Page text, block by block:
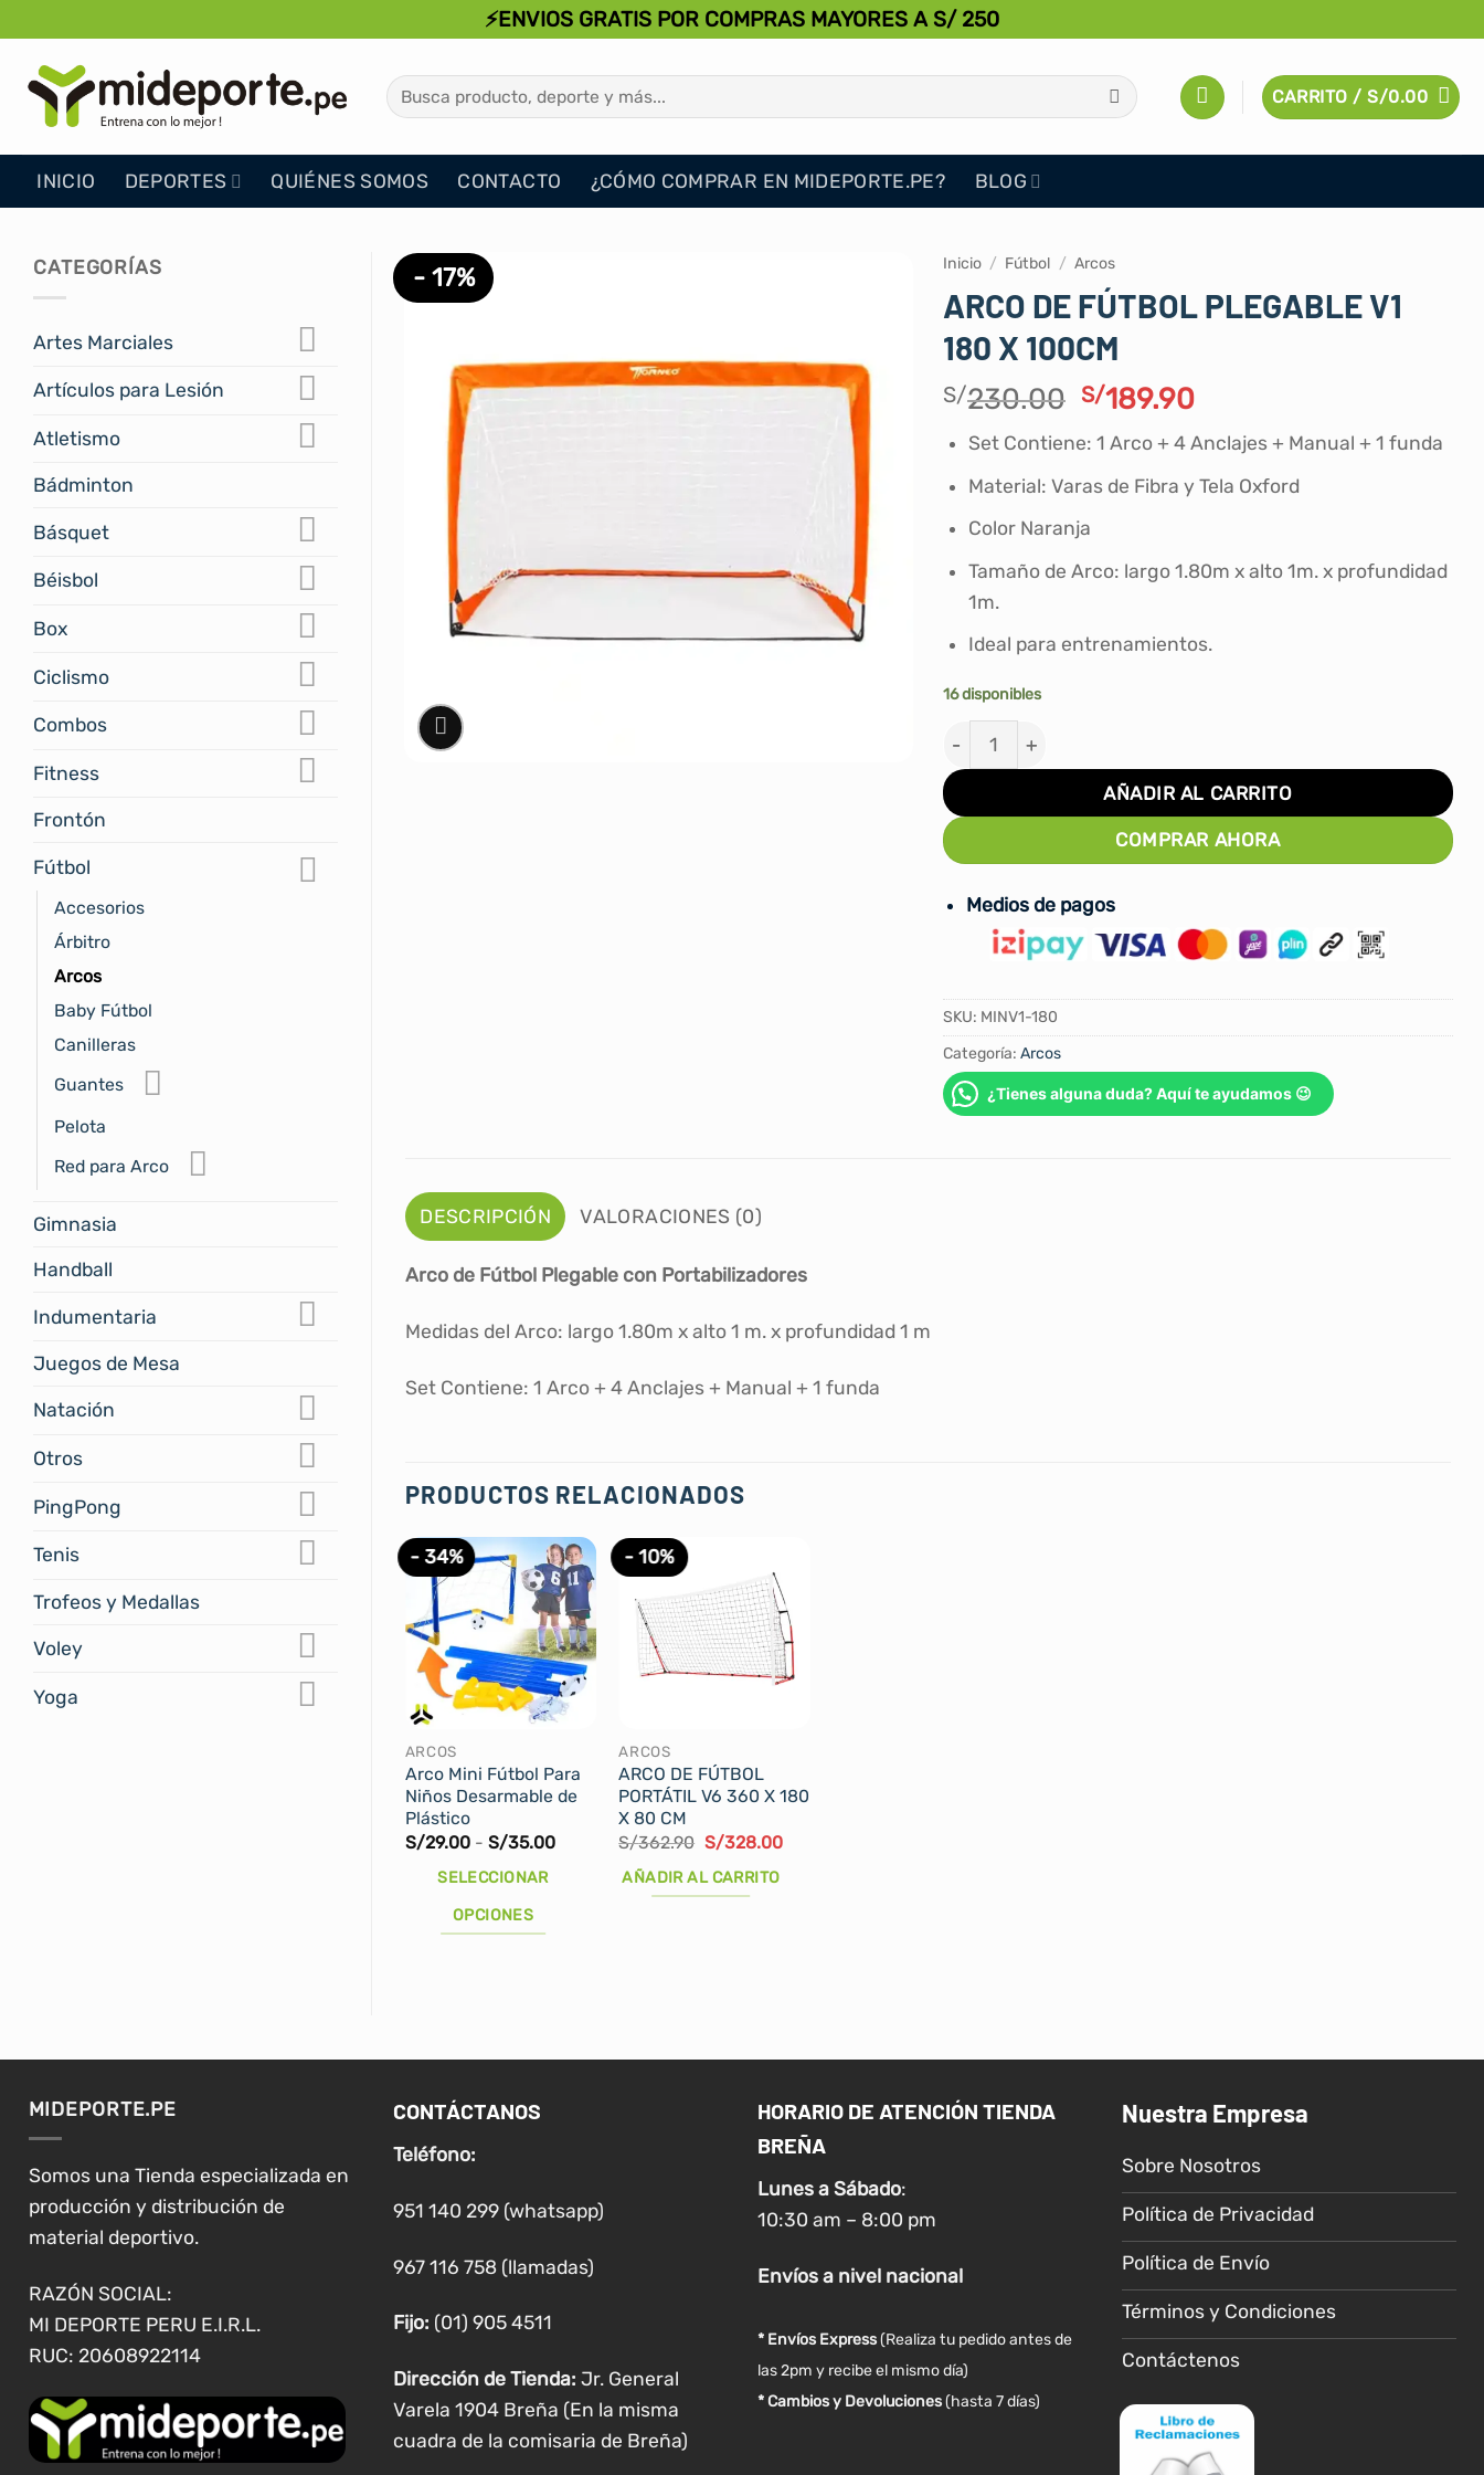
al
contenido
⚡ENVIOS GRATIS POR COMPRAS MAYORES A S/ 250
Buscar
por:
CARRITO /S/0.00
INICIO DEPORTES QUIÉNES SOMOS CONTACTO ¿CÓMO COMPRAR EN MIDEPORTE.PE? BLOG
CATEGORÍAS
Artes Marciales
Artículos para Lesión
Atletismo
Bádminton
Básquet
Béisbol
Box
Ciclismo
Combos
Fitness
Frontón
Fútbol
Accesorios
Árbitro
Arcos
Baby Fútbol
Canilleras
Guantes
Pelota
Red para Arco
Gimnasia
Handball
Indumentaria
Juegos de Mesa
Natación
Otros
PingPong
Tenis
Trofeos y Medallas
Voley
Yoga
- 17% Inicio / Fútbol / Arcos
ARCO DE FÚTBOL PLEGABLE V1
180 X 100CM
S/230.00 El
precio
original
era:
S/230.00.
S/189.90El
precio
actual
es:
Set Contiene: 1 Arco + 4 Anclajes + Manual + 1 funda
Material: Varas de Fibra y Tela Oxford
Color Naranja
Tamaño de Arco: largo 1.80m x alto 1m. x profundidad
1m.
Ideal para entrenamientos.
16 disponibles
ARCO DE FÚTBOL PLEGABLE V1 180 X 100CM cantidad
AÑADIR AL CARRITO
COMPRAR AHORA
Medios de pagos
SKU: MINV1-180
Categoría: Arcos
¿Tienes alguna duda? Aquí te ayudamos 😉
DESCRIPCIÓN VALORACIONES (0)
Arco de Fútbol Plegable con Portabilizadores
Medidas del Arco: largo 1.80m x alto 1 m. x profundidad 1 m
Set Contiene: 1 Arco + 4 Anclajes + Manual + 1 funda
PRODUCTOS RELACIONADOS
- 34%
ARCOS
Arco Mini Fútbol Para
Niños Desarmable de
Plástico
S/29.00 - S/35.00Rango
SELECCIONAR
OPCIONES
variantes.
opciones
se
pueden
en
página
producto
- 10%
ARCOS
ARCO DE FÚTBOL
PORTÁTIL V6 360 X 180
X 80 CM
S/362.90 El
precio
original
era:
S/328.00El
AÑADIR AL CARRITO
MIDEPORTE.PE
Somos una Tienda especializada en
producción y distribución de
material deportivo.
RAZÓN SOCIAL:
MI DEPORTE PERU E.I.R.L.
RUC: 20608922114
CONTÁCTANOS
Teléfono:
951 140 299 (whatsapp)
967 116 758 (llamadas)
Fijo: (01) 905 4511
Dirección de Tienda: Jr. General
Varela 1904 Breña (En la misma
cuadra de la comisaria de Breña)
HORARIO DE ATENCIÓN TIENDA
BREÑA
Lunes a Sábado:
10:30 am – 8:00 pm
Envíosa nivel nacional
* Envíos Express(Realiza tu pedido antes de
las 2pm y recibe el mismo día)
* Cambios y Devoluciones (hasta 7 días)
Nuestra Empresa
Sobre Nosotros
Política de Privacidad
Política de Envío
Términos y Condiciones
Contáctenos